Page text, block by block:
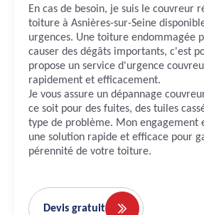
En cas de besoin, je suis le couvreur
toiture à Asnières-sur-Seine
urgences. Une toiture endommagée
causer des dégâts importants, c'est
propose un service d'urgence
rapidement et efficacement.
Je vous assure un dépannage
ce soit pour des fuites, des tuiles
type de problème. Mon engagement
une solution rapide et efficace pour
pérennité de votre toiture.
Devis gratuit